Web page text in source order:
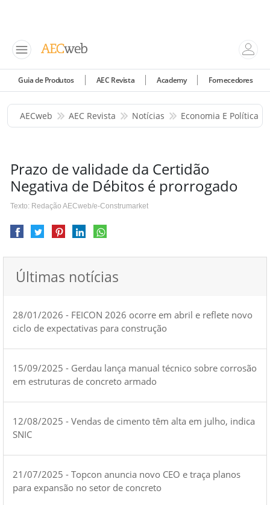
Guia de Produtos AEC Revista Academy Fornecedores
AECweb AEC Revista Notícias Economia E Política
Prazo de validade da Certidão
Negativa de Débitos é prorrogado
Texto: Redação AECweb/e-Construmarket
Últimas notícias
28/01/2026 - FEICON 2026 ocorre em abril e reflete novo
ciclo de expectativas para construção
15/09/2025 - Gerdau lança manual técnico sobre corrosão
em estruturas de concreto armado
12/08/2025 - Vendas de cimento têm alta em julho, indica
SNIC
21/07/2025 - Topcon anuncia novo CEO e traça planos
para expansão no setor de concreto